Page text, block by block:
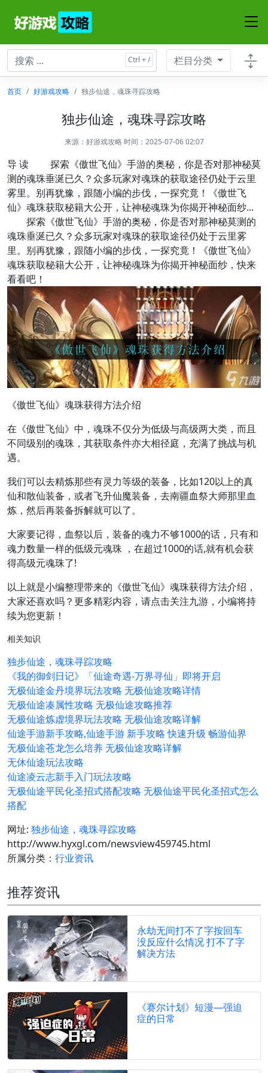
栏目分类
首页 好游戏攻略 独步仙途，魂珠寻踪攻略
独步仙途，魂珠寻踪攻略
来源： 好游戏攻略时间：2025-07-06 02:07
导 读 探索《傲世飞仙》手游的奥秘，你是否对那神秘莫
测的魂珠垂涎已久？众多玩家对魂珠的获取途径仍处于云里
雾里。别再犹豫，跟随小编的步伐，一探究竟！《傲世飞
仙》魂珠获取秘籍大公开，让神秘魂珠为你揭开神秘面纱...
探索《傲世飞仙》手游的奥秘，你是否对那神秘莫测的
魂珠垂涎已久？众多玩家对魂珠的获取途径仍处于云里雾
里。别再犹豫，跟随小编的步伐，一探究竟！《傲世飞仙》
魂珠获取秘籍大公开，让神秘魂珠为你揭开神秘面纱，快来
看看吧！
《傲世飞仙》魂珠获得方法介绍
在《傲世飞仙》中，魂珠不仅分为低级与高级两大类，而且
不同级别的魂珠，其获取条件亦大相径庭，充满了挑战与机
遇。
我们可以去精炼那些有灵力等级的装备，比如120以上的真
仙和散仙装备，或者飞升仙魔装备，去南疆血祭大师那里血
炼，然后再装备拆解就可以了。
大家要记得，血祭以后，装备的魂力不够1000的话，只有和
魂力数量一样的低级元魂珠 ，在超过1000的话,就有机会获
得高级元魂珠了!
以上就是小编整理带来的《傲世飞仙》魂珠获得方法介绍，
大家还喜欢吗？更多精彩内容，请点击关注九游，小编将持
续为您更新！
相关知识
独步仙途，魂珠寻踪攻略
《我的御剑日记》「仙途奇遇-万界寻仙」即将开启
无极仙途金丹境界玩法攻略 无极仙途攻略详情
无极仙途凑属性攻略 无极仙途攻略推荐
无极仙途炼虚境界玩法攻略 无极仙途攻略详解
仙途手游新手攻略,仙途手游 新手攻略 快速升级 畅游仙界
无极仙途苍龙怎么培养 无极仙途攻略详解
无休仙途玩法攻略
仙途凌云志新手入门玩法攻略
无极仙途平民化圣招式搭配攻略 无极仙途平民化圣招式怎么
搭配
网址: 独步仙途，魂珠寻踪攻略
http://www.hyxgl.com/newsview459745.html
所属分类： 行业资讯
推荐资讯
永劫无间打不了字按回车
没反应什么情况 打不了字
解决方法
《赛尔计划》短漫—强迫
症的日常